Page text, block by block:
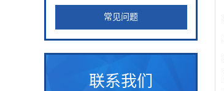
常见问题
联系我们